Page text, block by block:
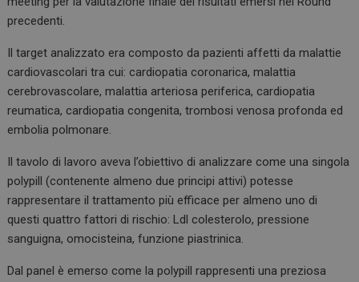
precedenti.
Il target analizzato era composto da pazienti affetti da malattie
cardiovascolari tra cui: cardiopatia coronarica, malattia
cerebrovascolare, malattia arteriosa periferica, cardiopatia
reumatica, cardiopatia congenita, trombosi venosa profonda ed
embolia polmonare.
Il tavolo di lavoro aveva l’obiettivo di analizzare come una singola
polypill (contenente almeno due principi attivi) potesse
rappresentare il trattamento più efficace per almeno uno di
questi quattro fattori di rischio: Ldl colesterolo, pressione
sanguigna, omocisteina, funzione piastrinica.
Dal panel è emerso come la polypill rappresenti una preziosa